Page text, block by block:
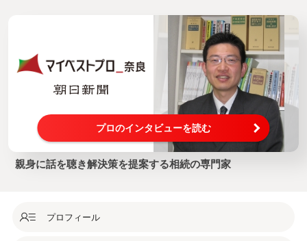
プロのインタビューを読む
親身に話を聴き解決策を提案する相続の専門家
プロフィール